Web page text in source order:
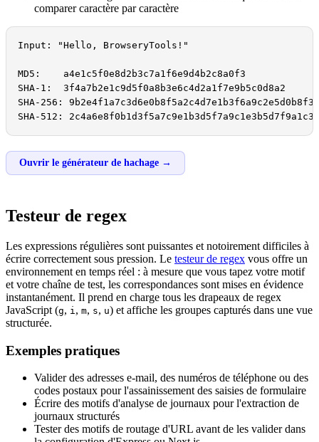
comparer caractère par caractère
Input: "Hello, BrowseryTools!"
MD5:    a4e1c5f0e8d2b3c7a1f6e9d4b2c8a0f3
SHA-1:  3f4a7b2e1c9d5f0a8b3e6c4d2a1f7e9b5c0d8a2
SHA-256:
SHA-512:
Ouvrir le générateur de hachage →
Testeur de regex
Les expressions régulières sont puissantes et notoirement difficiles à
écrire correctement sous pression. Le testeur de regex vous offre un
environnement en temps réel : à mesure que vous tapez votre motif
et votre chaîne de test, les correspondances sont mises en évidence
instantanément. Il prend en charge tous les drapeaux de regex
JavaScript (g, i , m, s, u) et affiche les groupes capturés dans une vue
structurée.
Exemples pratiques
Valider des adresses e-mail, des numéros de téléphone ou des
codes postaux pour l'assainissement des saisies de formulaire
Écrire des motifs d'analyse de journaux pour l'extraction de
journaux structurés
Tester des motifs de routage d'URL avant de les valider dans